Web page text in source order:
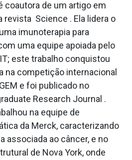
coautora de um artigo em
revista Science . Ela lidera o
imunoterapia para
uma equipe apoiada pelo
este trabalho conquistou
na competição internacional
e foi publicado no
Research Journal .
na equipe de
da Merck, caracterizando
associada ao câncer, e no
de Nova York, onde